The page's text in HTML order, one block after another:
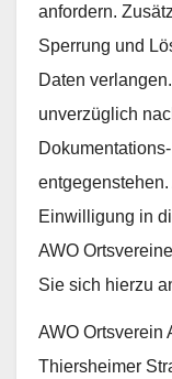
anfordern.
Sperrung und
Daten
unverzüglich
Einwilligung in
AWO
Sie sich hierzu
AWO Ortsverein
Thiersheimer